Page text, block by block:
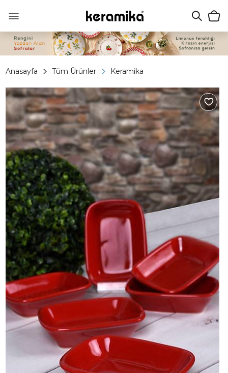
Anasayfa Tüm Ürünler Keramika